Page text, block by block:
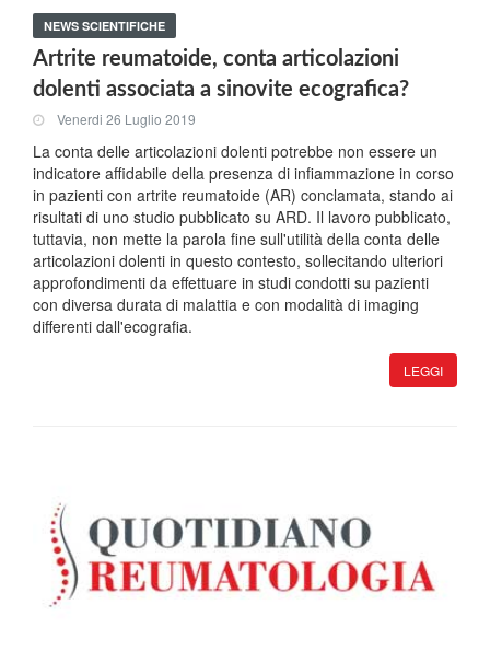
NEWS SCIENTIFICHE
Artrite reumatoide, conta articolazioni
dolenti associata a sinovite ecografica?
Venerdi 26 Luglio 2019
La conta delle articolazioni dolenti potrebbe non essere un
indicatore affidabile della presenza di infiammazione in corso
in pazienti con artrite reumatoide (AR) conclamata, stando ai
risultati di uno studio pubblicato su ARD. Il lavoro pubblicato,
tuttavia, non mette la parola fine sull'utilità della conta delle
articolazioni dolenti in questo contesto, sollecitando ulteriori
approfondimenti da effettuare in studi condotti su pazienti
con diversa durata di malattia e con modalità di imaging
differenti dall'ecografia.
LEGGI